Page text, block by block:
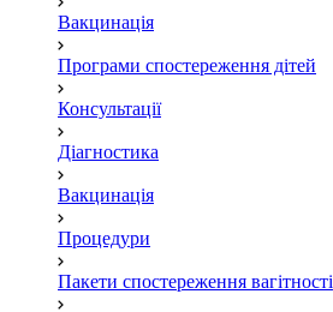
Вакцинація
Програми спостереження дітей
Консультації
Діагностика
Вакцинація
Процедури
Пакети спостереження вагітності